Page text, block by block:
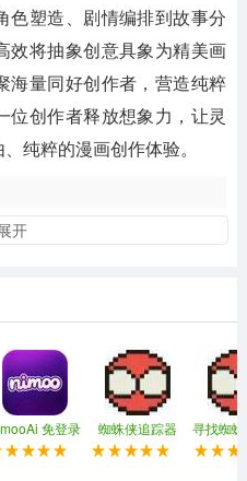
色塑造、剧情编排到故事分
效将抽象创意具象为精美画
海量同好创作者，营造纯粹
位创作者释放想象力，让灵
纯粹的漫画创作体验。
继续按钮同意隐私政策。
开
免登录
版
蜘蛛侠追踪器
2026最新版
寻找蜘
链